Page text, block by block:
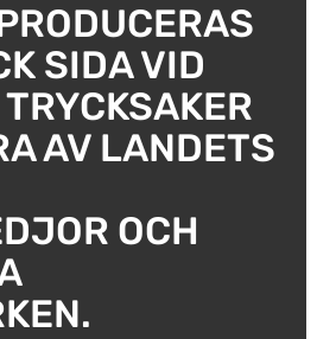
SIDA VID
AV LANDETS
OCH